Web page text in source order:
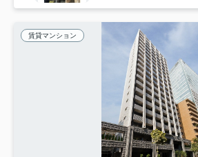
賃貸マンション